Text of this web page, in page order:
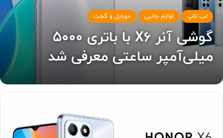
لپ تاپ لوازم جانبی موبایل و گجت
گوشی آنر X6 با باتری ۵۰۰۰
میلی‌آمپر ساعتی معرفی شد